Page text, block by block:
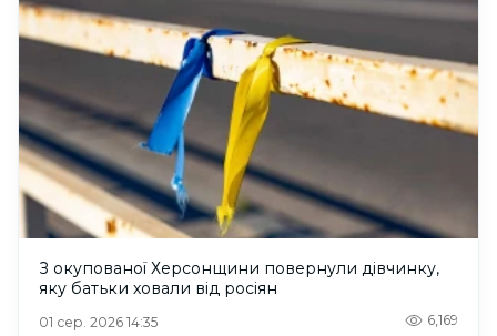
З окупованої Херсонщини повернули дівчинку,
яку батьки ховали від росіян
01 сер. 2026 14:35 6,169